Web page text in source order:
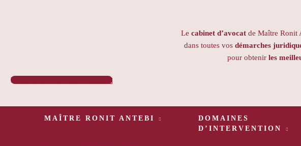
Le cabinet d’avocat de Maître Ronit
dans toutes vos démarches
pour obtenir les
PRENDRE RENDEZ-VOUS 
MAÎTRE RONIT ANTEBI
DOMAINES
D’INTERVENTION